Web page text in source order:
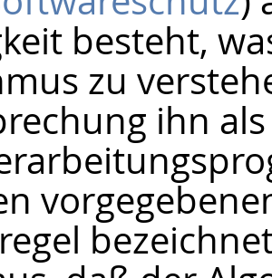
besteht,
zu
ihn